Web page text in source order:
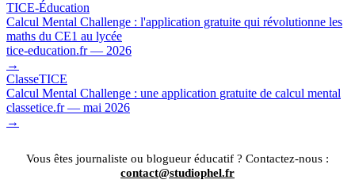
TICE-Éducation
Calcul Mental Challenge : l'application gratuite qui révolutionne les
maths du CE1 au lycée
tice-education.fr — 2026
→
ClasseTICE
Calcul Mental Challenge : une application gratuite de calcul mental
classetice.fr — mai 2026
→
Vous êtes journaliste ou blogueur éducatif ? Contactez-nous :
contact@studiophel.fr